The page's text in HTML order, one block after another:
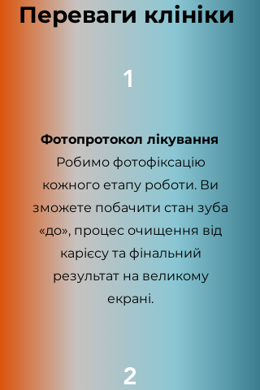
Переваги клініки
1
Фотопротокол лікування
Робимо фотофіксацію
кожного етапу роботи. Ви
зможете побачити стан зуба
«до», процес очищення від
карієсу та фінальний
результат на великому
екрані.
2